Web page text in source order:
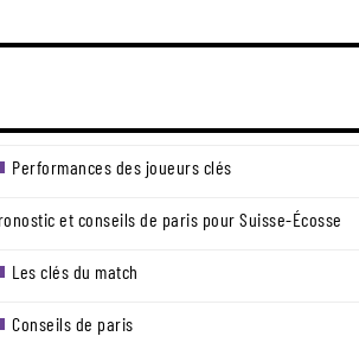
Performances des joueurs clés
et conseils de paris pour Suisse-Écosse
Les clés du match
Conseils de paris